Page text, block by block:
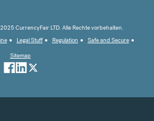
CurrencyFair LTD. Alle Rechte vorbehalten.
Legal Stuff Regulation
Safe and Secure
Sitemap